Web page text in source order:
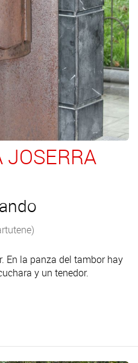
En la panza del tambor hay
y un tenedor.